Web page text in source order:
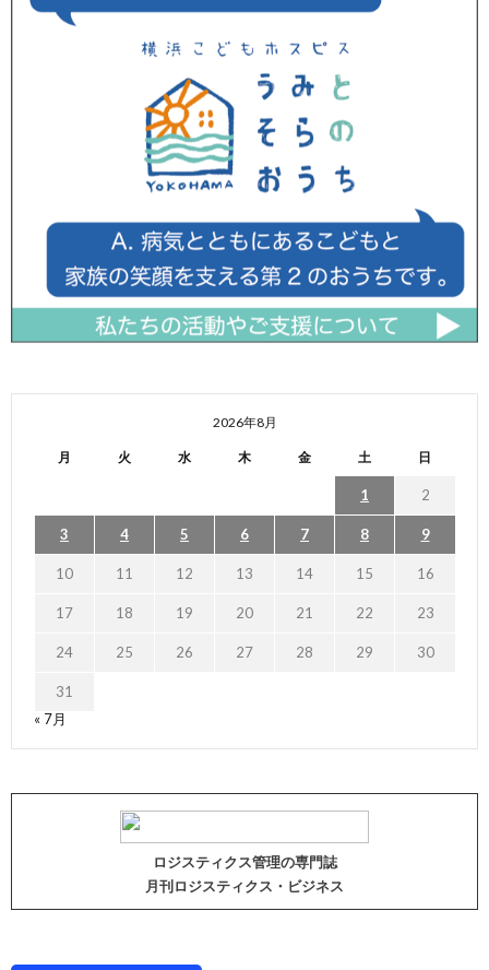
2026年8月
月 火 水 木 金 土 日
1 2
3 4 5 6 7 8 9
10 11 12 13 14 15 16
17 18 19 20 21 22 23
24 25 26 27 28 29 30
31
« 7月
ロジスティクス管理の専門誌
月刊ロジスティクス・ビジネス